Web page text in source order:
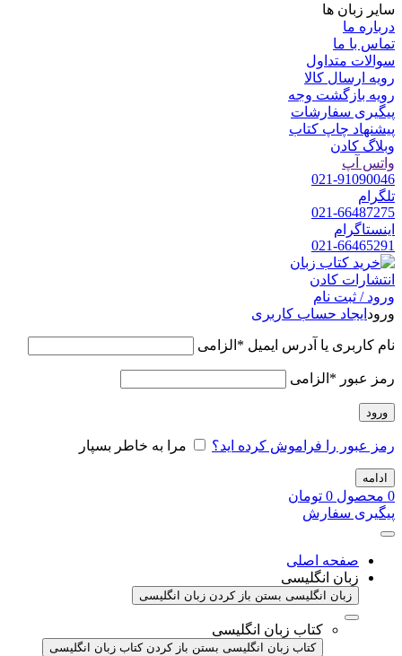
سایر زبان ها
درباره ما
تماس با ما
سوالات متداول
رویه ارسال کالا
رویه بازگشت وجه
پیگیری سفارشات
پیشنهاد چاپ کتاب
وبلاگ کادن
واتس آپ
021-91090046
تلگرام
021-66487275
اینستاگرام
021-66465291
ورود / ثبت نام
ورود ایجاد حساب کاربری
نام کاربری یا آدرس ایمیل * الزامی
رمز عبور * الزامی
ورود
رمز عبور را فراموش کرده اید؟ مرا به خاطر بسپار
ادامه
0 محصول 0 تومان
پیگیری سفارش
صفحه اصلی
زبان انگلیسی
زبان انگلیسی بستن باز کردن زبان انگلیسی
کتاب زبان انگلیسی
کتاب زبان انگلیسی بستن باز کردن کتاب زبان انگلیسی